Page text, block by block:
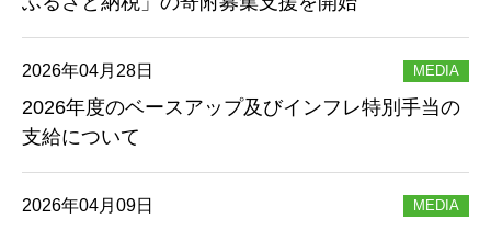
2026年04月28日 MEDIA
2026年度のベースアップ及びインフレ特別手当の
支給について
2026年04月09日 MEDIA